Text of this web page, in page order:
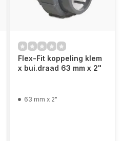
Flex-Fit koppeling klem
x bui.draad 63 mm x 2"
63 mm x 2"